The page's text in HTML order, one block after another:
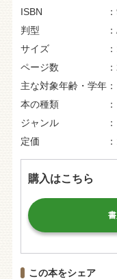
ISBN
判型
サイズ
ページ数
主な対象年齢・学年
本の種類
ジャンル
定価
購入はこちら
この本をシェア